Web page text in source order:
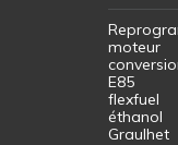
moteur
E85
flexfuel
éthanol
Graulhet